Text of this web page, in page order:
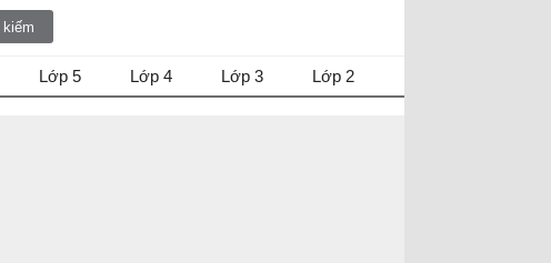
Lớp 5 Lớp 4 Lớp 3 Lớp 2